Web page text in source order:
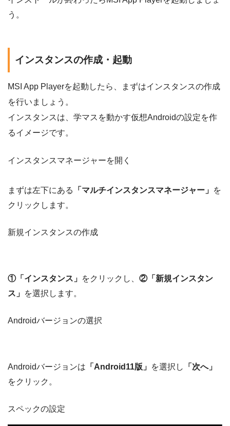
う。
インスタンスの作成・起動
MSI App Playerを起動したら、まずはインスタンスの作成
を行いましょう。
インスタンスは、学マスを動かす仮想Androidの設定を作
るイメージです。
インスタンスマネージャーを開く
まずは左下にある 「マルチインスタンスマネージャー」 を
クリックします。
新規インスタンスの作成
①「インスタンス」 をクリックし、 ②「新規インスタン
ス」 を選択します。
Androidバージョンの選択
Androidバージョンは 「Android11版」 を選択し
「次へ」
をクリック。
スペックの設定